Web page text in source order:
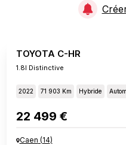
TOYOTA C-HR
1.8l Distinctive
2022 71 903 Km Hybride
22 499 €
Caen (14)